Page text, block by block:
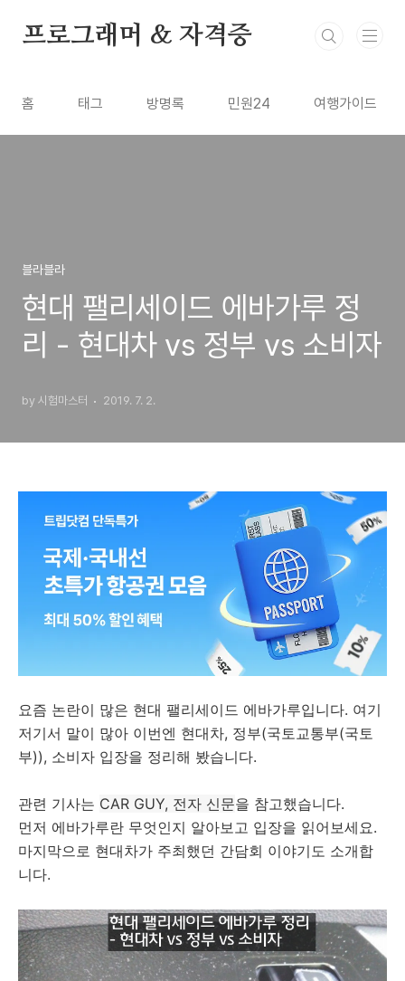
프로그래머 & 자격증
홈 태그 방명록 민원24 여행가이드
블라블라
현대 팰리세이드 에바가루 정
리 - 현대차 vs 정부 vs 소비자
by 시험마스터 2019. 7. 2.
요즘 논란이 많은 현대 팰리세이드 에바가루입니다. 여기
저기서 말이 많아 이번엔 현대차, 정부(국토교통부(국토
부)), 소비자 입장을 정리해 봤습니다.
관련 기사는 CAR GUY, 전자 신문을 참고했습니다.
먼저 에바가루란 무엇인지 알아보고 입장을 읽어보세요.
마지막으로 현대차가 주최했던 간담회 이야기도 소개합
니다.